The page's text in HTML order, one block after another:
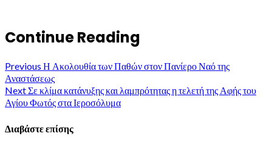
Continue Reading
Previous Η Ακολουθία των Παθών στον Πανίερο Ναό της
Αναστάσεως
NextΣε κλίμα κατάνυξης και λαμπρότητας η τελετή της Αφής του
Αγίου Φωτός στα Ιεροσόλυμα
Διαβάστε επίσης